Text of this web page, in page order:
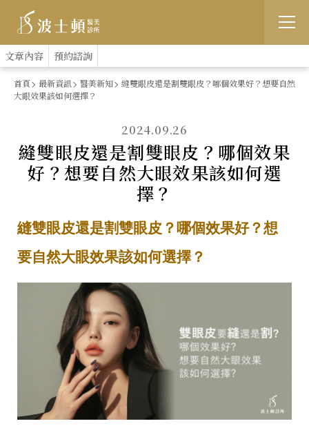
跳
:::
文章內容 預約諮詢
首頁 最新資訊 醫美新知
縫雙眼皮還是割雙眼皮？哪個效果好？想要自然
大眼效果該如何選擇？
2024.09.26
縫雙眼皮還是割雙眼皮？哪個效果
好？想要自然大眼效果該如何選
擇？
縫雙眼皮還是割雙眼皮？哪個效果好？想
要自然大眼效果該如何選擇？